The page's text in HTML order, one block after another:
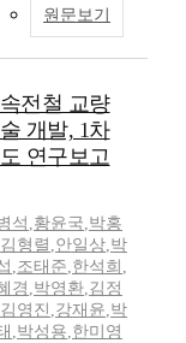
원문보기
전철 교량
개발, 1차
연구보고
석 ,황윤국,박홍
김형렬 ,안일상,박
,조태준,한석희 ,
경 ,박영환,김정
김영진 ,강재윤,박
,박성용,한미영